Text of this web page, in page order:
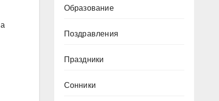
Образование
Поздравления
Праздники
Сонники